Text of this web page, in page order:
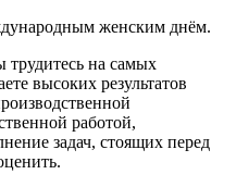
женским днём.
на самых
высоких результатов
работой,
задач, стоящих перед